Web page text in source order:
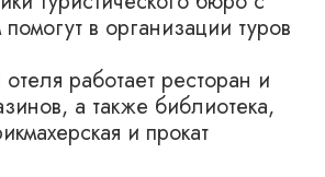
в организации туров
работает ресторан и
а также библиотека,
и прокат